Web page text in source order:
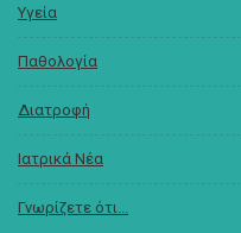
Υγεία
Παθολογία
Διατροφή
Ιατρικά Νέα
Γνωρίζετε ότι...